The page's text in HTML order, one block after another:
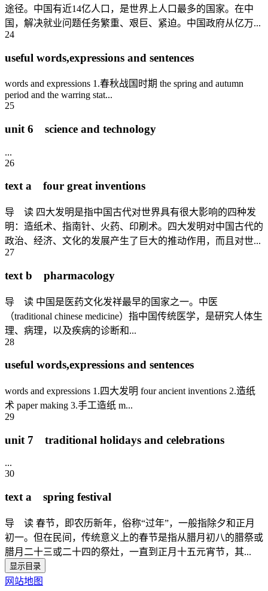
途径。中国有近14亿人口，是世界上人口最多的国家。在中
国，解决就业问题任务繁重、艰巨、紧迫。中国政府从亿万...
24
useful words,expressions and sentences
words and expressions 1.春秋战国时期 the spring and autumn
period and the warring stat...
25
unit 6 science and technology
...
26
text a four great inventions
导 读 四大发明是指中国古代对世界具有很大影响的四种发
明：造纸术、指南针、火药、印刷术。四大发明对中国古代的
政治、经济、文化的发展产生了巨大的推动作用，而且对世...
27
text b pharmacology
导 读 中国是医药文化发祥最早的国家之一。中医
（traditional chinese medicine）指中国传统医学，是研究人体生
理、病理，以及疾病的诊断和...
28
useful words,expressions and sentences
words and expressions 1.四大发明 four ancient inventions 2.造纸
术 paper making 3.手工造纸 m...
29
unit 7 traditional holidays and celebrations
...
30
text a spring festival
导 读 春节，即农历新年，俗称“过年”，一般指除夕和正月
初一。但在民间，传统意义上的春节是指从腊月初八的腊祭或
腊月二十三或二十四的祭灶，一直到正月十五元宵节，其...
显示目录
网站地图